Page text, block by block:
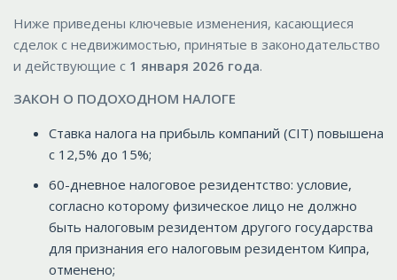
Ниже приведены ключевые изменения, касающиеся
сделок с недвижимостью, принятые в законодательство
и действующие с 1 января 2026 года.
ЗАКОН О ПОДОХОДНОМ НАЛОГЕ
Ставка налога на прибыль компаний (CIT) повышена
с 12,5% до 15%;
60-дневное налоговое резидентство: условие,
согласно которому физическое лицо не должно
быть налоговым резидентом другого государства
для признания его налоговым резидентом Кипра,
отменено;